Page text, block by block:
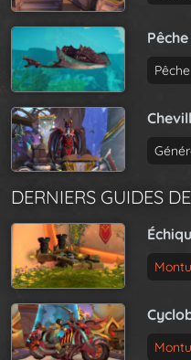
Pêche
DERNIERS GUIDES